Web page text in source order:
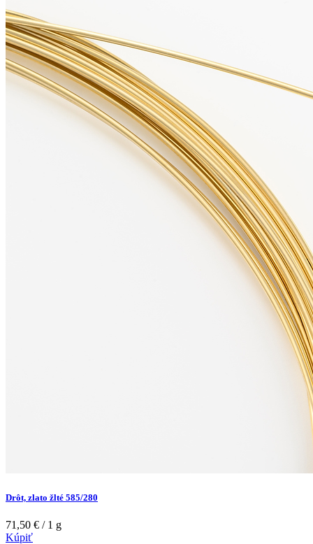
Drôt, zlato žlté 585/280
71,50 € / 1 g
Kúpiť